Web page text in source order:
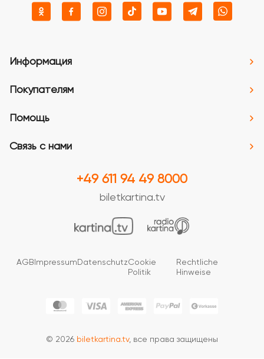
Информация
Покупателям
Помощь
Связь с нами
+49 611 94 49 8000
biletkartina.tv
AGB Impressum DatenschutzCookie
Politik
Rechtliche
Hinweise
© 2026 biletkartina.tv, все права защищены